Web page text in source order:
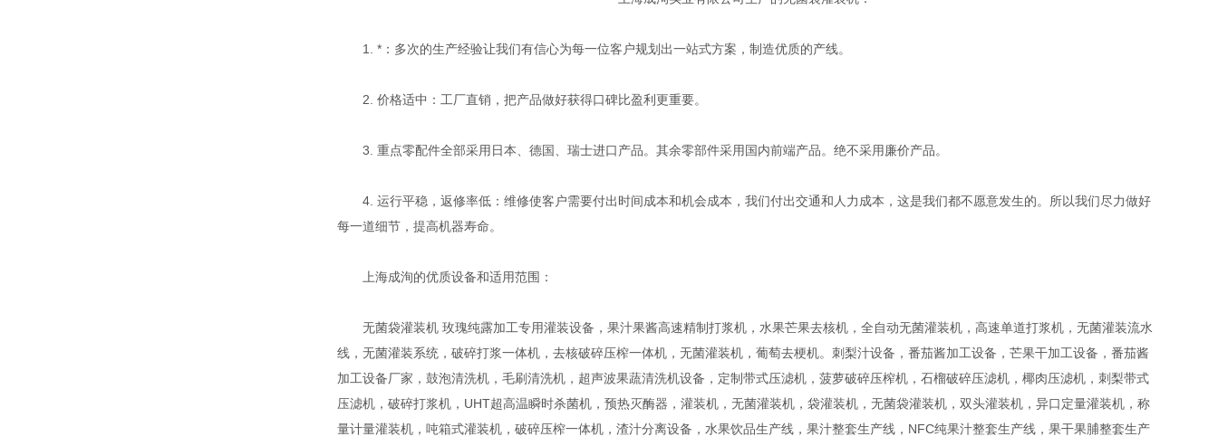
1. *：多次的生产经验让我们有信心为每一位客户规划出一站式方案，制造优质的产线。
2. 价格适中：工厂直销，把产品做好获得口碑比盈利更重要。
3. 重点零配件全部采用日本、德国、瑞士进口产品。其余零部件采用国内前端产品。绝不采用廉价产品。
4. 运行平稳，返修率低：维修使客户需要付出时间成本和机会成本，我们付出交通和人力成本，这是我们都不愿意发生的。所以我们尽力做好
每一道细节，提高机器寿命。
上海成洵的优质设备和适用范围：
无菌袋灌装机 玫瑰纯露加工专用灌装设备，果汁果酱高速精制打浆机，水果芒果去核机，全自动无菌灌装机，高速单道打浆机，无菌灌装流水
线，无菌灌装系统，破碎打浆一体机，去核破碎压榨一体机，无菌灌装机，葡萄去梗机。刺梨汁设备，番茄酱加工设备，芒果干加工设备，番茄酱
加工设备厂家，鼓泡清洗机，毛刷清洗机，超声波果蔬清洗机设备，定制带式压滤机，菠萝破碎压榨机，石榴破碎压滤机，椰肉压滤机，刺梨带式
压滤机，破碎打浆机，UHT超高温瞬时杀菌机，预热灭酶器，灌装机，无菌灌装机，袋灌装机，无菌袋灌装机，双头灌装机，异口定量灌装机，称
量计量灌装机，吨箱式灌装机，破碎压榨一体机，渣汁分离设备，水果饮品生产线，果汁整套生产线，NFC纯果汁整套生产线，果干果脯整套生产